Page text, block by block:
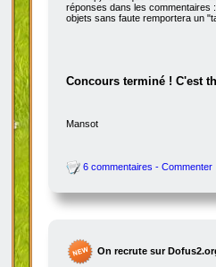
réponses dans les commentaires
objets sans faute remportera un
Concours terminé ! C'est
Mansot
6 commentaires - Commenter
On recrute sur